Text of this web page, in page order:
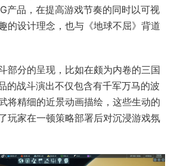
产品，在提高游戏节奏的同时以可视
的设计理念，也与《地球不屈》背道
部分的呈现，比如在颇为内卷的三国
的战斗演出不仅包含有千军万马的波
将精细的近景动画描绘，这些生动的
玩家在一顿策略部署后对沉浸游戏氛